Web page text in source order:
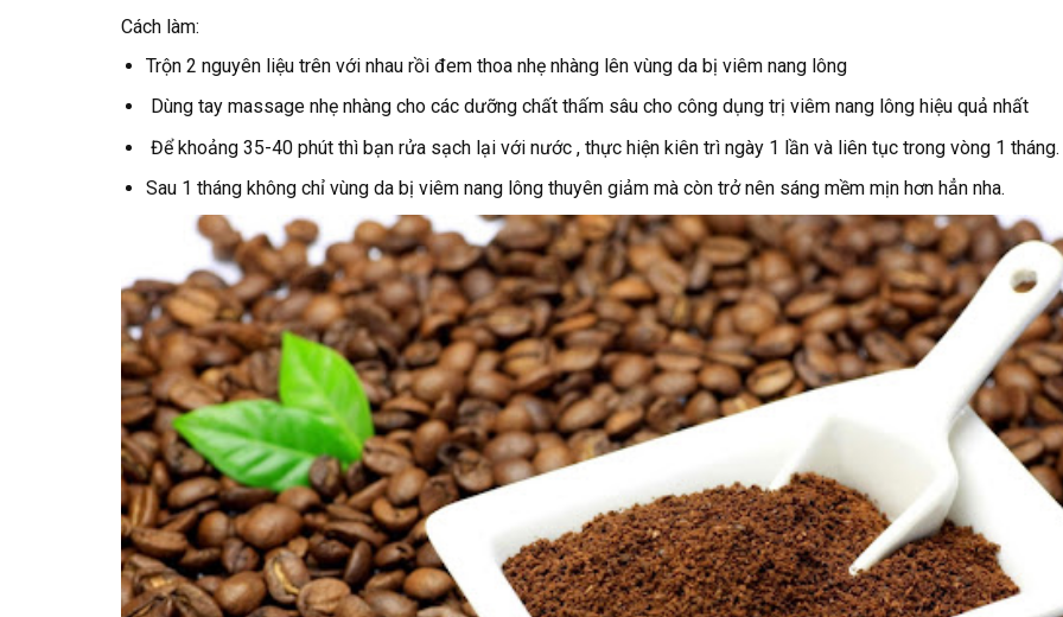
Cách làm:
Trộn 2 nguyên liệu trên với nhau rồi đem thoa nhẹ nhàng lên vùng da bị viêm nang lông
Dùng tay massage nhẹ nhàng cho các dưỡng chất thấm sâu cho công dụng trị viêm nang lông hiệu quả nhất
Để khoảng 35-40 phút thì bạn rửa sạch lại với nước , thực hiện kiên trì ngày 1 lần và liên tục trong vòng 1 tháng.
Sau 1 tháng không chỉ vùng da bị viêm nang lông thuyên giảm mà còn trở nên sáng mềm mịn hơn hẳn nha.